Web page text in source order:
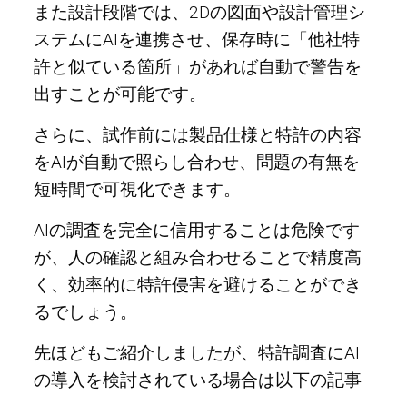
また設計段階では、2Dの図面や設計管理シ
ステムにAIを連携させ、保存時に「他社特
許と似ている箇所」があれば自動で警告を
出すことが可能です。
さらに、試作前には製品仕様と特許の内容
をAIが自動で照らし合わせ、問題の有無を
短時間で可視化できます。
AIの調査を完全に信用することは危険です
が、人の確認と組み合わせることで精度高
く、効率的に特許侵害を避けることができ
るでしょう。
先ほどもご紹介しましたが、特許調査にAI
の導入を検討されている場合は以下の記事